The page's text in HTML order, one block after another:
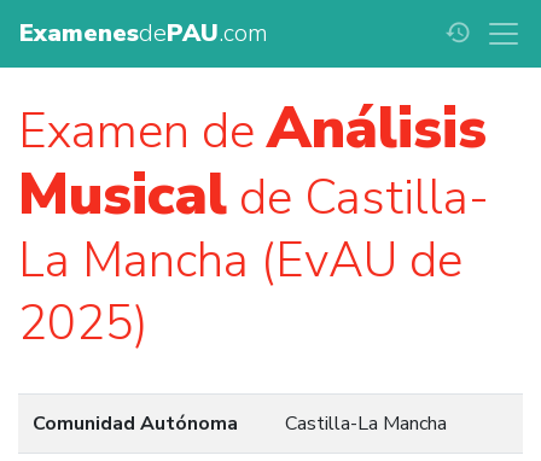
ExamenesdePAU.com history
Examen deAnálisis
Musical de Castilla-
La Mancha (EvAU de
2025)
Comunidad Autónoma Castilla-La Mancha